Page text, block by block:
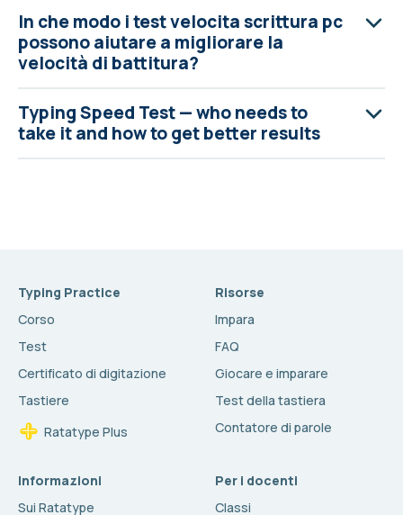
In che modo i test velocita scrittura pc
possono aiutare a migliorare la
velocità di battitura?
Typing Speed Test — who needs to
take it and how to get better results
Typing Practice
Corso
Test
Certificato di digitazione
Tastiere
Ratatype Plus
Risorse
Impara
FAQ
Giocare e imparare
Test della tastiera
Contatore di parole
Informazioni
Sui Ratatype
Per i docenti
Classi